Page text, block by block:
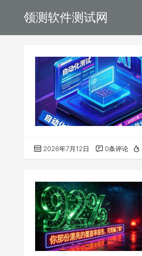
领测软件测试网
2026年7月12日 0条评论